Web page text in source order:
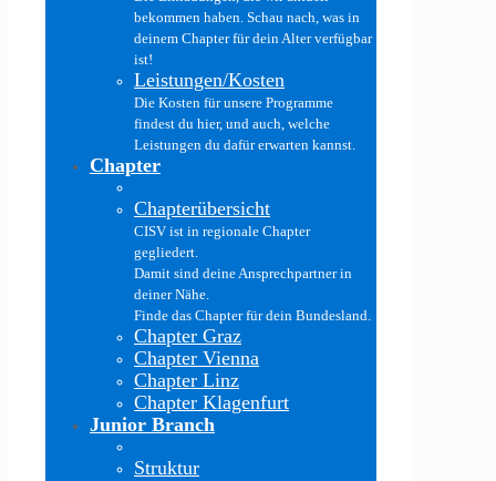
bekommen haben. Schau nach, was in
deinem Chapter für dein Alter verfügbar
ist!
Leistungen/Kosten
Die Kosten für unsere Programme
findest du hier, und auch, welche
Leistungen du dafür erwarten kannst.
Chapter
Chapterübersicht
CISV ist in regionale Chapter
gegliedert.
Damit sind deine Ansprechpartner in
deiner Nähe.
Finde das Chapter für dein Bundesland.
Chapter Graz
Chapter Vienna
Chapter Linz
Chapter Klagenfurt
Junior Branch
Struktur